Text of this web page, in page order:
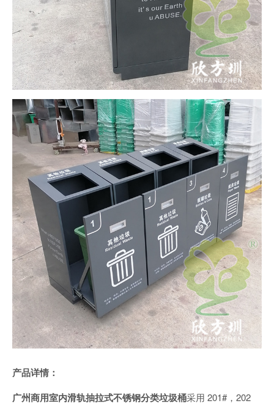
产品详情：
广州商用室内滑轨抽拉式不锈钢分类垃圾桶采用 201#，202